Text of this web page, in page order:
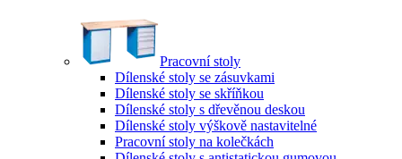
Pracovní stoly
Dílenské stoly se zásuvkami
Dílenské stoly se skříňkou
Dílenské stoly s dřevěnou deskou
Dílenské stoly výškově nastavitelné
Pracovní stoly na kolečkách